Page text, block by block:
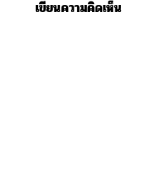
เขียนความคิดเห็น